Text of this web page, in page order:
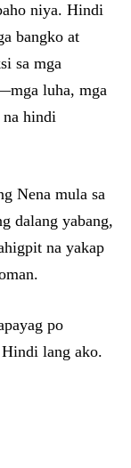
niya. Hindi
bangko at
sa mga
luha, mga
na hindi
Nena mula sa
dalang yabang,
na yakap
po
lang ako.